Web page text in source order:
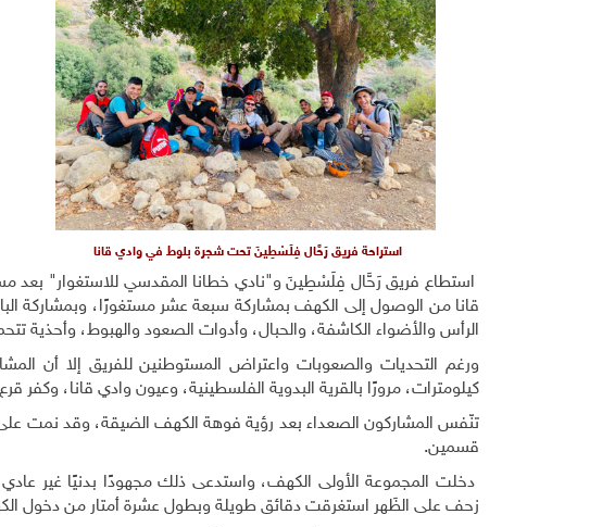
استراحة فريق رَحَّال فِلَسْطِينَ تحت شجرة بلوط في وادي قانا
استطاع فريق رَحَّال فِلَسْطِينَ و"نادي خطانا المقدسي للاستغوار"
قانا من الوصول إلى الكهف بمشاركة سبعة عشر مستغورًا، وبمشاركة
الرأس والأضواء الكاشفة، والحبال، وأدوات الصعود والهبوط، وأحذية
ورغم التحديات والصعوبات واعتراض المستوطنين للفريق إلا أن
كيلومترات، مرورًا بالقرية البدوية الفلسطينية، وعيون وادي قانا،
تنّفس المشاركون الصعداء بعد رؤية فوهة الكهف الضيقة، وقد نمت على
قسمين.
دخلت المجموعة الأولى الكهف، واستدعى ذلك مجهودًا بدنيًا غير
زحف على الظَهر استغرقت دقائق طويلة وبطول عشرة أمتار من دخول